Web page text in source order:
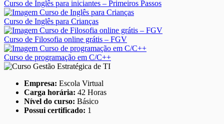
Curso de Inglês para iniciantes – Primeiros Passos
Curso de Inglês para Crianças
Curso de Filosofia online grátis – FGV
Curso de programação em C/C++
Empresa: Escola Virtual
Carga horária: 42 Horas
Nível do curso: Básico
Possui certificado: 1